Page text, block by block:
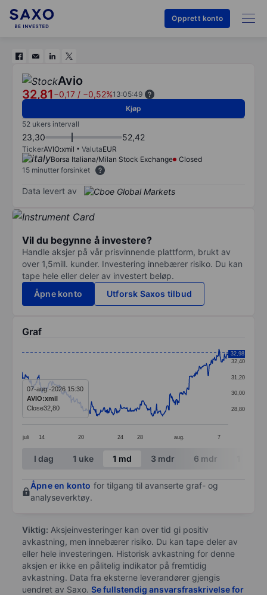
Opprett konto
Avio
32,81−0,17 / −0,52%13:05:49
Kjøp
52 ukers intervall
23,30 52,42
TickerAVIO:xmil ValutaEUR
Borsa Italiana/Milan Stock Exchange
Closed
15 minutter forsinket
Data levert av
Vil du begynne å investere?
Handle aksjer på vår prisvinnende plattform, brukt av
over 1,5mill. kunder. Investering innebærer risiko. Du kan
tape hele eller deler av investert beløp.
Åpne konto
Utforsk Saxos tilbud
Graf
Line chart with 378 data points.
The chart has 1 X axis displaying categories.
The chart has 1 Y axis displaying values. Data
juli 14 20 24 28 aug. 7
28,80
30,00
31,20
32,40
32,98
07-aug.-2026 15:30
AVIO:xmil
Close32,80
End of interactive chart.
I dag 1 uke 1 md 3 mdr 6 mdr
Åpne en konto for tilgang til avanserte graf- og
analyseverktøy.
Viktig: Aksjeinvesteringer kan over tid gi positiv
avkastning, men innebærer risiko. Du kan tape deler av
eller hele investeringen. Historisk avkastning for denne
aksjen er ikke en pålitelig indikator på fremtidig
avkastning. Data fra eksterne leverandører gjengis
uendret av Saxo. Se fullstendig ansvarsfraskrivelse for